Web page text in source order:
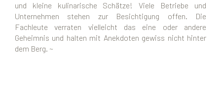
und kleine kulinarische Schätze! Viele Betriebe und
Unternehmen stehen zur Besichtigung offen. Die
Fachleute verraten vielleicht das eine oder andere
Geheimnis und halten mit Anekdoten gewiss nicht hinter
dem Berg. ~